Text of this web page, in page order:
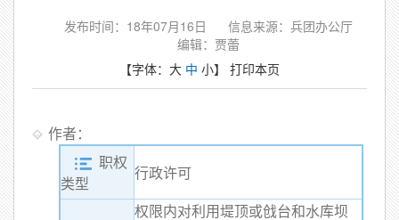
发布时间：18年07月16日
信息来源：兵团办公厅
编辑：贾蕾
【字体： 大 中 小】 打印本页
作者：
职权
类型
行政许可
权限内对利用堤顶或戗台和水库坝